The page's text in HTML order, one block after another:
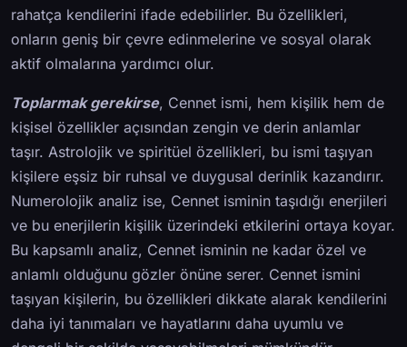
rahatça kendilerini ifade edebilirler. Bu özellikleri,
onların geniş bir çevre edinmelerine ve sosyal olarak
aktif olmalarına yardımcı olur.
Toplarmak gerekirse, Cennet ismi, hem kişilik hem de
kişisel özellikler açısından zengin ve derin anlamlar
taşır. Astrolojik ve spiritüel özellikleri, bu ismi taşıyan
kişilere eşsiz bir ruhsal ve duygusal derinlik kazandırır.
Numerolojik analiz ise, Cennet isminin taşıdığı enerjileri
ve bu enerjilerin kişilik üzerindeki etkilerini ortaya koyar.
Bu kapsamlı analiz, Cennet isminin ne kadar özel ve
anlamlı olduğunu gözler önüne serer. Cennet ismini
taşıyan kişilerin, bu özellikleri dikkate alarak kendilerini
daha iyi tanımaları ve hayatlarını daha uyumlu ve